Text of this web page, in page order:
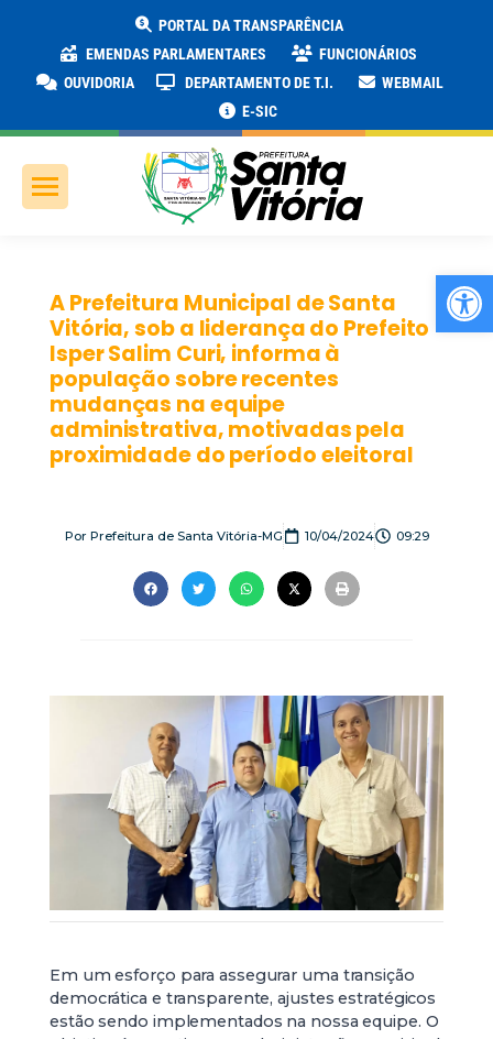
PORTAL DA TRANSPARÊNCIA
EMENDAS PARLAMENTARES
FUNCIONÁRIOS
OUVIDORIA
DEPARTAMENTO DE T.I.
WEBMAIL
E-SIC
A Prefeitura Municipal de Santa
Vitória, sob a liderança do Prefeito
Isper Salim Curi, informa à
população sobre recentes
mudanças na equipe
administrativa, motivadas pela
proximidade do período eleitoral
PorPrefeitura de Santa Vitória-MG 10/04/2024 09:29
Em um esforço para assegurar uma transição
democrática e transparente, ajustes estratégicos
estão sendo implementados na nossa equipe. O